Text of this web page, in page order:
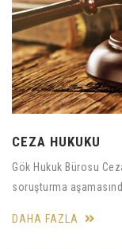
CEZA HUKUKU
Gök Hukuk Bürosu
soruşturma
DAHA FAZLA